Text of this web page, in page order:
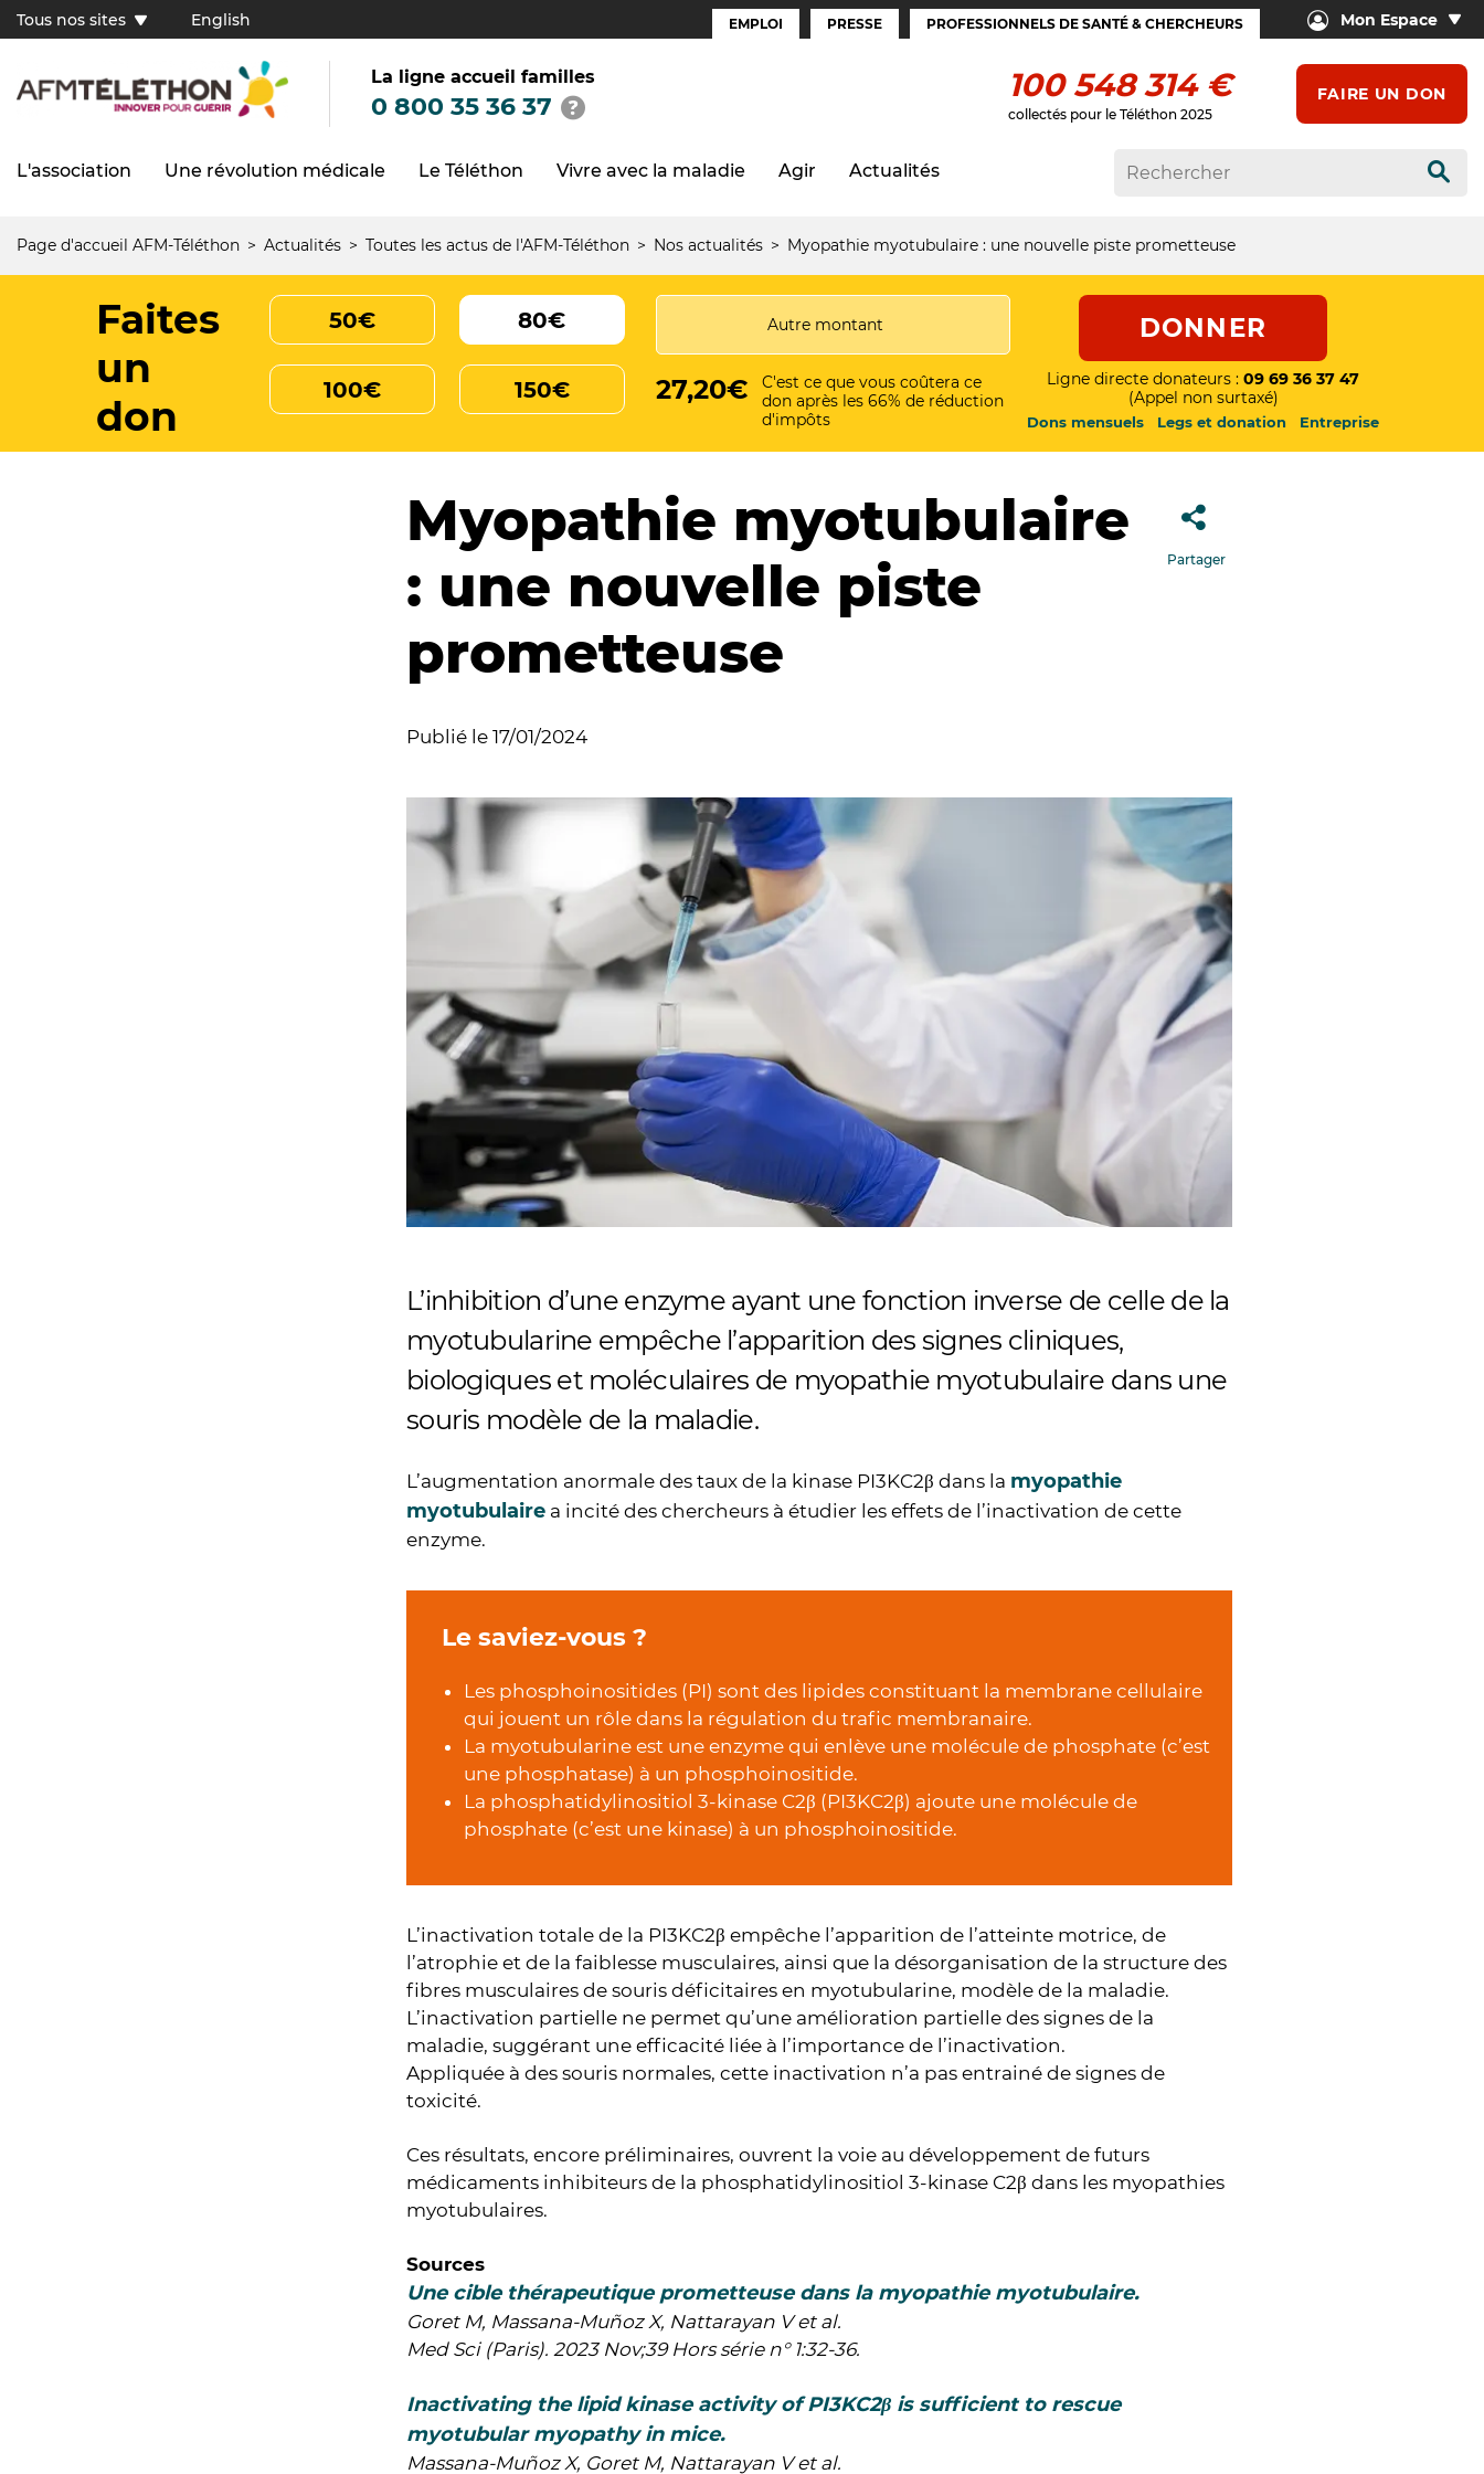
contenu
Tous
sites
(FR)
Tous nos sites English
Espaces
EMPLOI PRESSE PROFESSIONNELS DE SANTÉ & CHERCHEURS Mon Espace
La ligne accueil familles
0 800 35 36 37
100 548 314 €
collectés pour le Téléthon 2025
FAIRE UN DON
Navigation
L'association Une révolution médicale Le Téléthon Vivre avec la maladie Agir Actualités
Fil
d'Ariane
Page d'accueil AFM-Téléthon Actualités Toutes les actus de l'AFM-Téléthon Nos actualités Myopathie myotubulaire : une nouvelle piste prometteuse
Faites
un
don
50€ 80€
100€ 150€ 27,20€
C'est ce que vous coûtera ce
don après les 66% de réduction
d'impôts
DONNER
Ligne directe donateurs : 09 69 36 37 47
(Appel non surtaxé)
Dons mensuels Legs et donation Entreprise
Myopathie myotubulaire
: une nouvelle piste
prometteuse
Partager
Publié le 17/01/2024
L’inhibition d’une enzyme ayant une fonction inverse de celle de la
myotubularine empêche l’apparition des signes cliniques,
biologiques et moléculaires de myopathie myotubulaire dans une
souris modèle de la maladie.
L’augmentation anormale des taux de la kinase PI3KC2β dans la myopathie
myotubulaire a incité des chercheurs à étudier les effets de l’inactivation de cette
enzyme.
Le saviez-vous ?
Les phosphoinositides (PI) sont des lipides constituant la membrane cellulaire
qui jouent un rôle dans la régulation du trafic membranaire.
La myotubularine est une enzyme qui enlève une molécule de phosphate (c’est
une phosphatase) à un phosphoinositide.
La phosphatidylinositiol 3-kinase C2β (PI3KC2β) ajoute une molécule de
phosphate (c’est une kinase) à un phosphoinositide.
L’inactivation totale de la PI3KC2β empêche l’apparition de l’atteinte motrice, de
l’atrophie et de la faiblesse musculaires, ainsi que la désorganisation de la structure des
fibres musculaires de souris déficitaires en myotubularine, modèle de la maladie.
L’inactivation partielle ne permet qu’une amélioration partielle des signes de la
maladie, suggérant une efficacité liée à l’importance de l’inactivation.
Appliquée à des souris normales, cette inactivation n’a pas entrainé de signes de
toxicité.
Ces résultats, encore préliminaires, ouvrent la voie au développement de futurs
médicaments inhibiteurs de la phosphatidylinositiol 3-kinase C2β dans les myopathies
myotubulaires.
Sources
Une cible thérapeutique prometteuse dans la myopathie myotubulaire.
Goret M, Massana-Muñoz X, Nattarayan V et al.
Med Sci (Paris). 2023 Nov;39 Hors série n° 1:32-36.
Inactivating the lipid kinase activity of PI3KC2β is sufficient to rescue
myotubular myopathy in mice.
Massana-Muñoz X, Goret M, Nattarayan V et al.